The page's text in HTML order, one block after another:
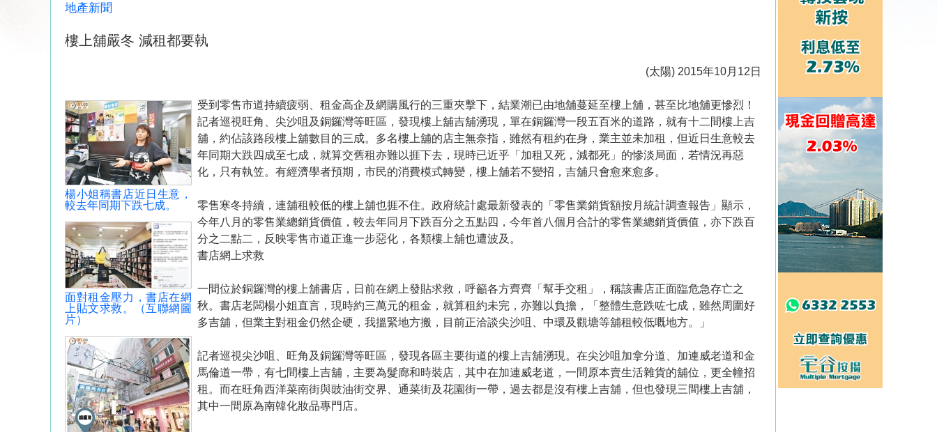
地產新聞
樓上舖嚴冬 減租都要執
(太陽) 2015年10月12日
楊小姐稱書店近日生意，
較去年同期下跌七成。
面對租金壓力，書店在網
上貼文求救。（互聯網圖
片）
受到零售市道持續疲弱、租金高企及網購風行的三重夾擊下，結業潮已由地舖蔓延至樓上舖，甚至比地舖更慘烈！
記者巡視旺角、尖沙咀及銅鑼灣等旺區，發現樓上舖吉舖湧現，單在銅鑼灣一段五百米的道路，就有十二間樓上吉
舖，約佔該路段樓上舖數目的三成。多名樓上舖的店主無奈指，雖然有租約在身，業主並未加租，但近日生意較去
年同期大跌四成至七成，就算交舊租亦難以捱下去，現時已近乎「加租又死，減都死」的慘淡局面，若情況再惡
化，只有執笠。有經濟學者預期，市民的消費模式轉變，樓上舖若不變招，吉舖只會愈來愈多。
零售寒冬持續，連舖租較低的樓上舖也捱不住。政府統計處最新發表的「零售業銷貨額按月統計調查報告」顯示，
今年八月的零售業總銷貨價值，較去年同月下跌百分之五點四，今年首八個月合計的零售業總銷貨價值，亦下跌百
分之二點二，反映零售市道正進一步惡化，各類樓上舖也遭波及。
書店網上求救
一間位於銅鑼灣的樓上舖書店，日前在網上發貼求救，呼籲各方齊齊「幫手交租」，稱該書店正面臨危急存亡之
秋。書店老闆楊小姐直言，現時約三萬元的租金，就算租約未完，亦難以負擔，「整體生意跌咗七成，雖然周圍好
多吉舖，但業主對租金仍然企硬，我搵緊地方搬，目前正洽談尖沙咀、中環及觀塘等舖租較低嘅地方。」
記者巡視尖沙咀、旺角及銅鑼灣等旺區，發現各區主要街道的樓上吉舖湧現。在尖沙咀加拿分道、加連威老道和金
馬倫道一帶，有七間樓上吉舖，主要為髮廊和時裝店，其中在加連威老道，一間原本賣生活雜貨的舖位，更全幢招
租。而在旺角西洋菜南街與豉油街交界、通菜街及花園街一帶，過去都是沒有樓上吉舖，但也發現三間樓上吉舖，
其中一間原為南韓化妝品專門店。